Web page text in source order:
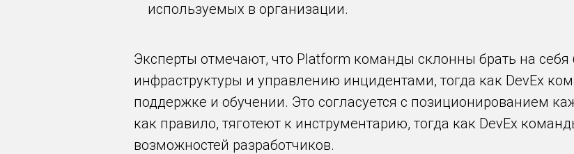
используемых в организации.
Эксперты отмечают, что Platform команды склонны брать на
инфраструктуры и управлению инцидентами, тогда как DevEx
поддержке и обучении. Это согласуется с позиционированием
как правило, тяготеют к инструментарию, тогда как DevEx
возможностей разработчиков.